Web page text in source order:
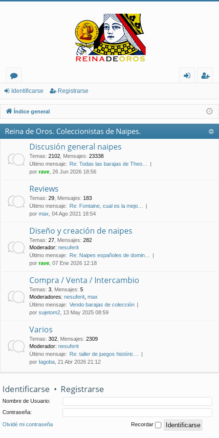
or
os
nt
ifi
ist
ra
Identificarse Registrarse
Índice general
Reina de Oros. Coleccionistas de Naipes.
Discusión general naipes
Temas: 2102 Mensajes: 23338
Último mensaje: Re: Todas las barajas de Theo…
por rave , 26 Jun 2026 18:56
Reviews
Temas: 29 Mensajes: 183
Último mensaje: Re: Fontaine, cual es la mejo…
por max , 04 Ago 2021 18:54
Diseño y creación de naipes
Temas: 27 Mensajes: 282
Moderador: nesuferit
Último mensaje: Re: Naipes españoles de domin…
por rave , 07 Ene 2026 12:18
Compra / Venta / Intercambio
Temas: 3 Mensajes: 5
Moderadores: nesuferit max
Último mensaje: Vendo barajas de colección
por sujetom2 , 13 May 2025 08:59
Varios
Temas: 302 Mensajes: 2309
Moderador: nesuferit
Último mensaje: Re: taller de juegos históric…
por Iagoba , 21 Abr 2026 21:12
Identificarse • Registrarse
Nombre de Usuario:
Contraseña:
Olvidé mi contraseña Recordar